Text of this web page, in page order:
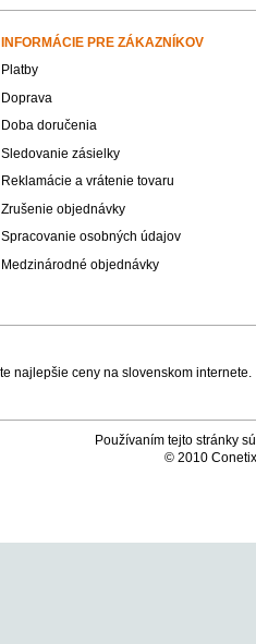
INFORMÁCIE PRE ZÁKAZNÍKOV
Platby
Doprava
Doba doručenia
Sledovanie zásielky
Reklamácie a vrátenie tovaru
Zrušenie objednávky
Spracovanie osobných údajov
Medzinárodné objednávky
Používaním tejto stránky
© 2010